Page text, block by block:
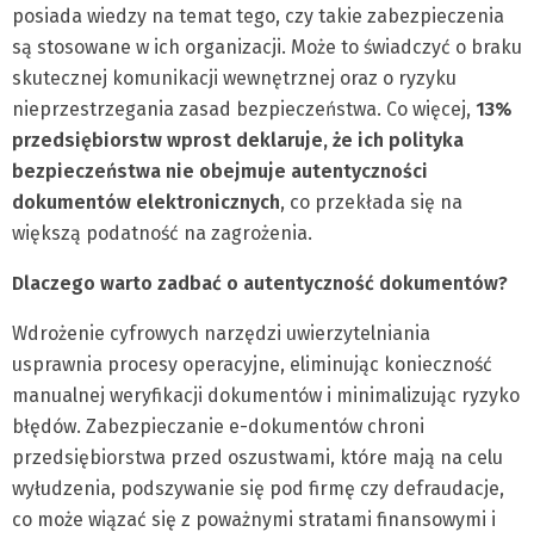
posiada wiedzy na temat tego, czy takie zabezpieczenia
są stosowane w ich organizacji. Może to świadczyć o braku
skutecznej komunikacji wewnętrznej oraz o ryzyku
nieprzestrzegania zasad bezpieczeństwa. Co więcej, 13%
przedsiębiorstw wprost deklaruje, że ich polityka
bezpieczeństwa nie obejmuje autentyczności
dokumentów elektronicznych, co przekłada się na
większą podatność na zagrożenia.
Dlaczego warto zadbać o autentyczność dokumentów?
Wdrożenie cyfrowych narzędzi uwierzytelniania
usprawnia procesy operacyjne, eliminując konieczność
manualnej weryfikacji dokumentów i minimalizując ryzyko
błędów. Zabezpieczanie e-dokumentów chroni
przedsiębiorstwa przed oszustwami, które mają na celu
wyłudzenia, podszywanie się pod firmę czy defraudacje,
co może wiązać się z poważnymi stratami finansowymi i